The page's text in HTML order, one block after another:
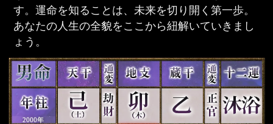
す。運命を知ることは、未来を切り開く第一歩。
あなたの人生の全貌をここから紐解いていきまし
ょう。
2000年